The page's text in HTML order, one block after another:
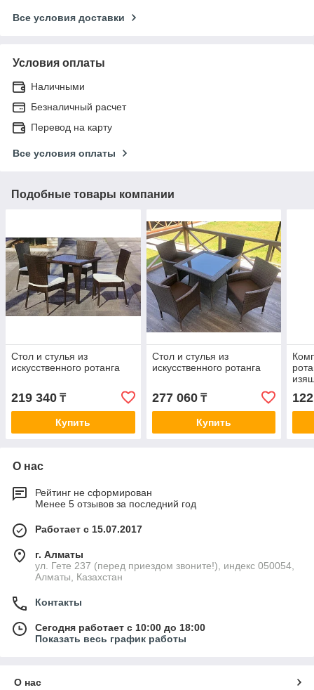
Все условия доставки
Условия оплаты
Наличными
Безналичный расчет
Перевод на карту
Все условия оплаты
Подобные товары компании
Стол и стулья из
искусственного ротанга
219 340 ₸
Купить
Стол и стулья из
искусственного ротанга
277 060₸
Купить
О нас
Рейтинг не сформирован
Менее 5 отзывов за последний год
Работает с 15.07.2017
г. Алматы
ул. Гете 237 (перед приездом звоните!), индекс 050054,
Алматы, Казахстан
Контакты
Сегодня работает с 10:00 до 18:00
Показать весь график работы
О нас